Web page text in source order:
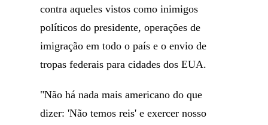
contra aqueles vistos como inimigos
políticos do presidente, operações de
imigração em todo o país e o envio de
tropas federais para cidades dos EUA.
"Não há nada mais americano do que
dizer: 'Não temos reis' e exercer nosso